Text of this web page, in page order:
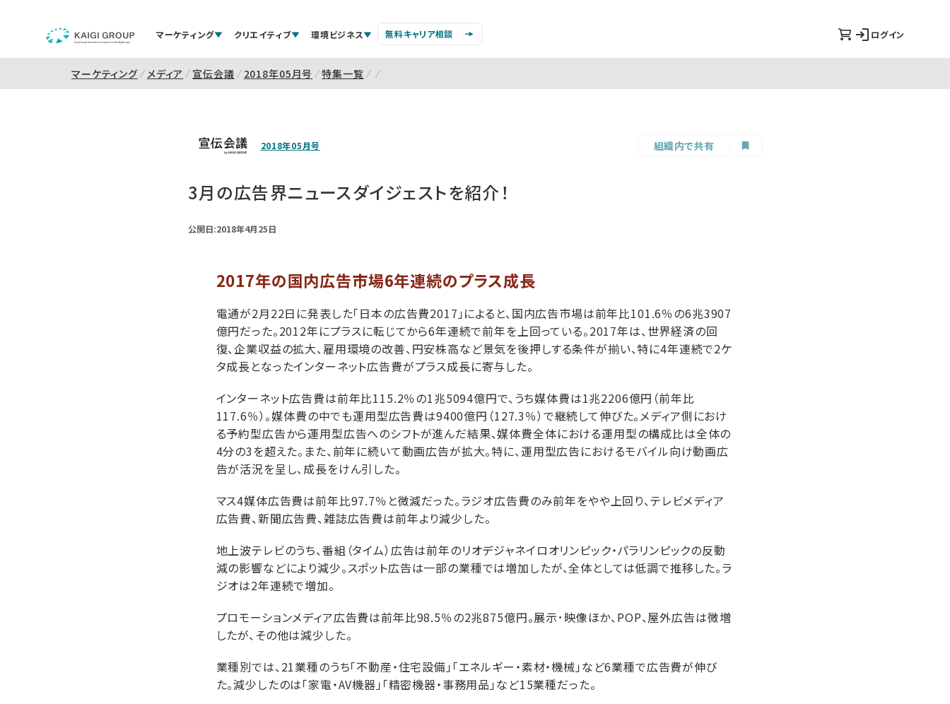
マーケティング クリエイティブ 環境ビジネス 無料キャリア相談 ログイン
マーケティング メディア 宣伝会議 2018年05月号 特集一覧
2018年05月号 組織内で共有
3月の広告界ニュースダイジェストを紹介！
公開日:2018年4月25日
2017年の国内広告市場6年連続のプラス成長
電通が2月22日に発表した「日本の広告費2017」によると、国内広告市場は前年比101.6％の6兆3907
億円だった。2012年にプラスに転じてから6年連続で前年を上回っている。2017年は、世界経済の回
復、企業収益の拡大、雇用環境の改善、円安株高など景気を後押しする条件が揃い、特に4年連続で2ケ
タ成長となったインターネット広告費がプラス成長に寄与した。
インターネット広告費は前年比115.2％の1兆5094億円で、うち媒体費は1兆2206億円（前年比
117.6％）。媒体費の中でも運用型広告費は9400億円（127.3％）で継続して伸びた。メディア側におけ
る予約型広告から運用型広告へのシフトが進んだ結果、媒体費全体における運用型の構成比は全体の
4分の3を超えた。また、前年に続いて動画広告が拡大。特に、運用型広告におけるモバイル向け動画広
告が活況を呈し、成長をけん引した。
マス4媒体広告費は前年比97.7％と微減だった。ラジオ広告費のみ前年をやや上回り、テレビメディア
広告費、新聞広告費、雑誌広告費は前年より減少した。
地上波テレビのうち、番組（タイム）広告は前年のリオデジャネイロオリンピック・パラリンピックの反動
減の影響などにより減少。スポット広告は一部の業種では増加したが、全体としては低調で推移した。ラ
ジオは2年連続で増加。
プロモーションメディア広告費は前年比98.5％の2兆875億円。展示･映像ほか、POP、屋外広告は微増
したが、その他は減少した。
業種別では、21業種のうち「不動産・住宅設備」「エネルギー・素材・機械」など6業種で広告費が伸び
た。減少したのは「家電・AV機器」「精密機器・事務用品」など15業種だった。